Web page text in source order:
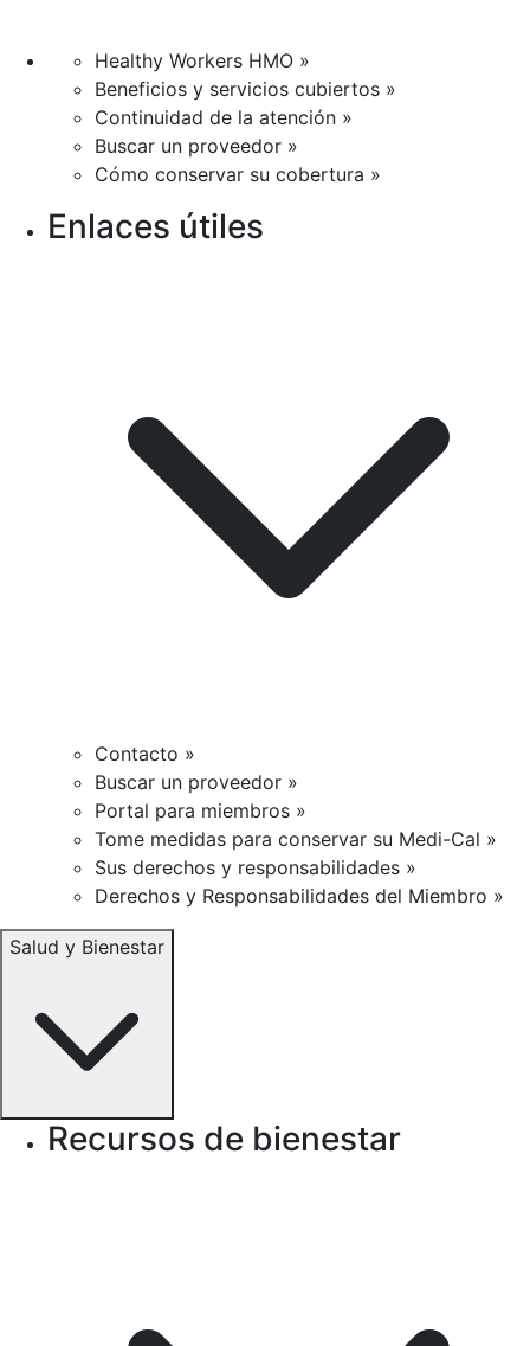
Healthy Workers HMO »
Beneficios y servicios cubiertos »
Continuidad de la atención »
Buscar un proveedor »
Cómo conservar su cobertura »
Enlaces útiles
Contacto »
Buscar un proveedor »
Portal para miembros »
Tome medidas para conservar su Medi-Cal »
Sus derechos y responsabilidades »
Derechos y Responsabilidades del Miembro »
Salud y Bienestar
Recursos de bienestar